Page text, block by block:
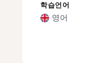
학습언어
영어